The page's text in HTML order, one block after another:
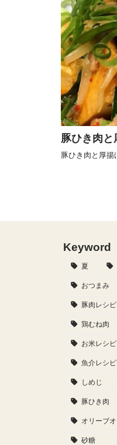
豚ひき肉
豚ひき肉と厚揚
Keyword
夏
おつまみ
豚肉レシピ
鶏むね肉
お米レシピ
魚介レシピ
しめじ
豚ひき肉
オリーブ
砂糖